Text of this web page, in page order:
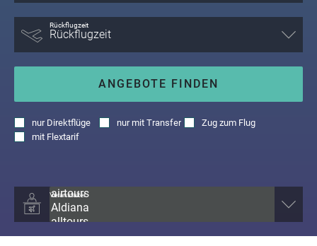
ANGEBOTE FINDEN
nur Direktflüge nurmit Transfer
Zug zum Flug
mit Flextarif
Rückflugzeit
Veranstalter